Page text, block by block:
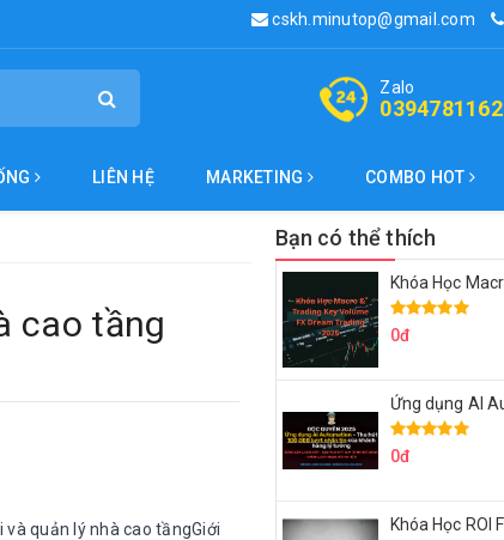
cskh.minutop@gmail.com
Zalo
0394781162
LIÊN HỆ MARKETING COMBO HOT
cao tầng
và quản lý nhà cao tầngGiới
Bạn có thể thích
0đ
0đ